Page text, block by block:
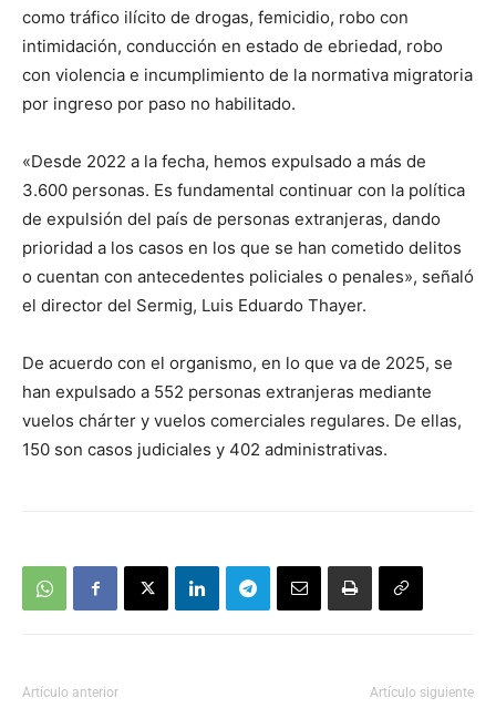
como tráfico ilícito de drogas, femicidio, robo con
intimidación, conducción en estado de ebriedad, robo
con violencia e incumplimiento de la normativa migratoria
por ingreso por paso no habilitado.
«Desde 2022 a la fecha, hemos expulsado a más de
3.600 personas. Es fundamental continuar con la política
de expulsión del país de personas extranjeras, dando
prioridad a los casos en los que se han cometido delitos
o cuentan con antecedentes policiales o penales», señaló
el director del Sermig, Luis Eduardo Thayer.
De acuerdo con el organismo, en lo que va de 2025, se
han expulsado a 552 personas extranjeras mediante
vuelos chárter y vuelos comerciales regulares. De ellas,
150 son casos judiciales y 402 administrativas.
Artículo anterior Artículo siguiente